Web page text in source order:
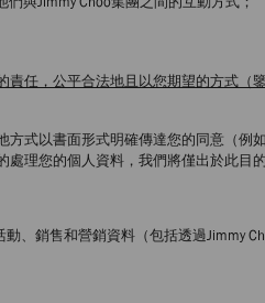
任，公平合法地且以您期望的方式（
式以書面形式明確傳達您的同意（例
理您的個人資料，我們將僅出於此目
、銷售和營銷資料（包括透過Jimmy